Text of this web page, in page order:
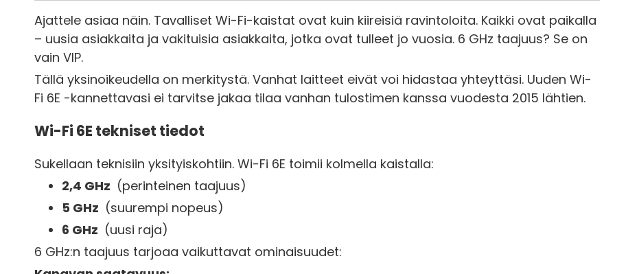
Ajattele asiaa näin. Tavalliset Wi-Fi-kaistat ovat kuin kiireisiä ravintoloita. Kaikki ovat paikalla
– uusia asiakkaita ja vakituisia asiakkaita, jotka ovat tulleet jo vuosia. 6 GHz taajuus? Se on
vain VIP.
Tällä yksinoikeudella on merkitystä. Vanhat laitteet eivät voi hidastaa yhteyttäsi. Uuden Wi-
Fi 6E -kannettavasi ei tarvitse jakaa tilaa vanhan tulostimen kanssa vuodesta 2015 lähtien.
Wi-Fi 6E tekniset tiedot
Sukellaan teknisiin yksityiskohtiin. Wi-Fi 6E toimii kolmella kaistalla:
2,4 GHz (perinteinen taajuus)
5 GHz (suurempi nopeus)
6 GHz (uusi raja)
6 GHz:n taajuus tarjoaa vaikuttavat ominaisuudet: